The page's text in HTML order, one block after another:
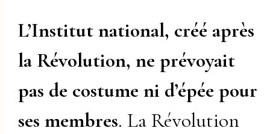
L’Institut national, créé après
la Révolution, ne prévoyait
pas de costume ni d’épée pour
ses membres. La Révolution